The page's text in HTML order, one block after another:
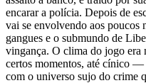
encarar a polícia. Depois de
vai se envolvendo aos poucos
gangues e o submundo de
vingança. O clima do jogo era
certos momentos, até cínico
com o universo sujo do crime